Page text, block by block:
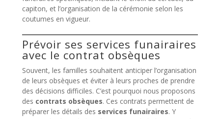
capiton, et l’organisation de la cérémonie selon les
coutumes en vigueur.
Prévoir ses services funairaires
avec le contrat obsèques
Souvent, les familles souhaitent anticiper l’organisation
de leurs obsèques et éviter à leurs proches de prendre
des décisions difficiles. C’est pourquoi nous proposons
des contrats obsèques. Ces contrats permettent de
préparer les détails des services funairaires. Y